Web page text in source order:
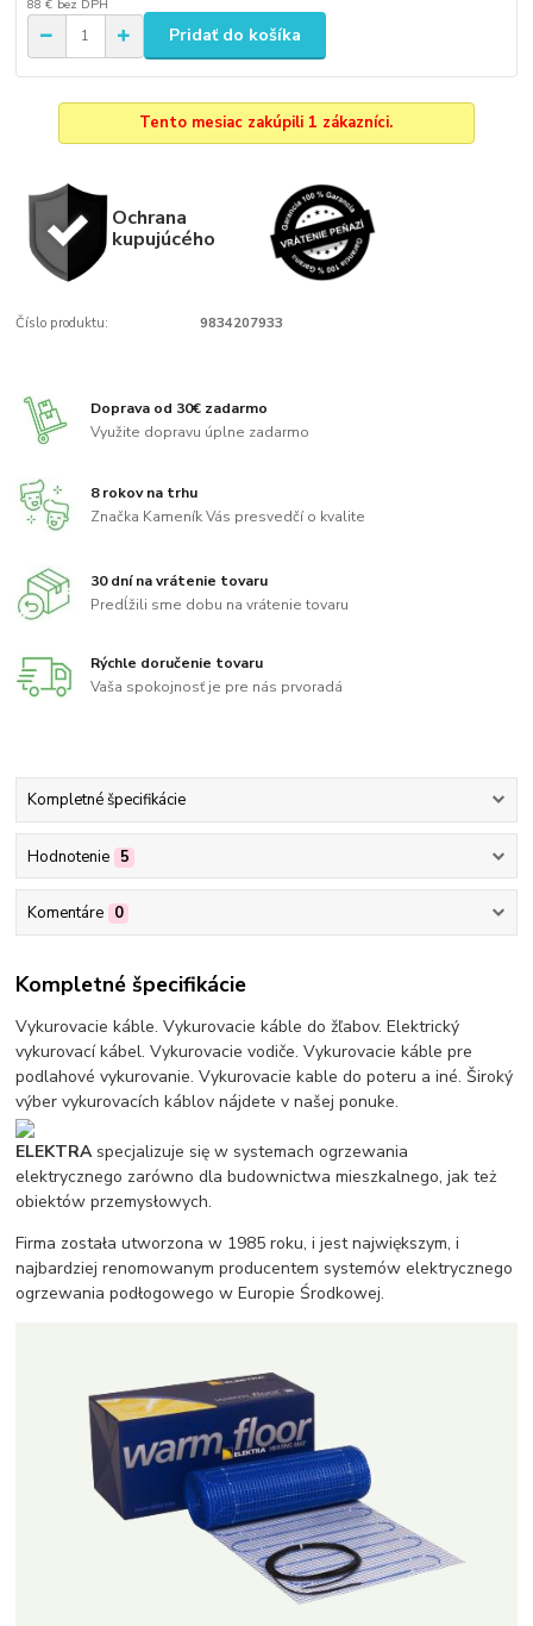
88 € bez DPH
Pridať do košíka
Tento mesiac zakúpili 1 zákazníci.
Ochrana
kupujúcého
Číslo produktu: 9834207933
Doprava od 30€ zadarmo
Využite dopravu úplne zadarmo
8 rokov na trhu
Značka Kameník Vás presvedčí o kvalite
30 dní na vrátenie tovaru
Predĺžili sme dobu na vrátenie tovaru
Rýchle doručenie tovaru
Vaša spokojnosť je pre nás prvoradá
Kompletné špecifikácie
Hodnotenie 5
Komentáre 0
Kompletné špecifikácie
Vykurovacie káble. Vykurovacie káble do žľabov. Elektrický
vykurovací kábel. Vykurovacie vodiče. Vykurovacie káble pre
podlahové vykurovanie. Vykurovacie kable do poteru a iné. Široký
výber vykurovacích káblov nájdete v našej ponuke.
ELEKTRAspecjalizuje się w systemach ogrzewania
elektrycznego zarówno dla budownictwa mieszkalnego, jak też
obiektów przemysłowych.
Firma została utworzona w 1985 roku, i jest największym, i
najbardziej renomowanym producentem systemów elektrycznego
ogrzewania podłogowego w Europie Środkowej.